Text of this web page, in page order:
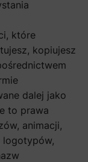
które
kopiujesz
dalej jako
to prawa
animacji,
logotypów,